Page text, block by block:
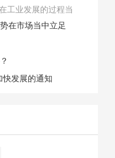
工业发展的过程当
体结束是非常的多
在市场当中立足
发展的通知